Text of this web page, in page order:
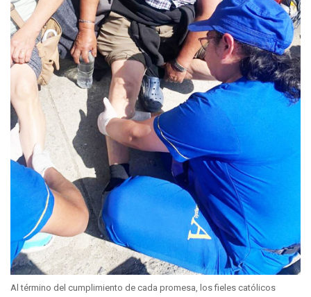
Al término del cumplimiento de cada promesa, los fieles católicos